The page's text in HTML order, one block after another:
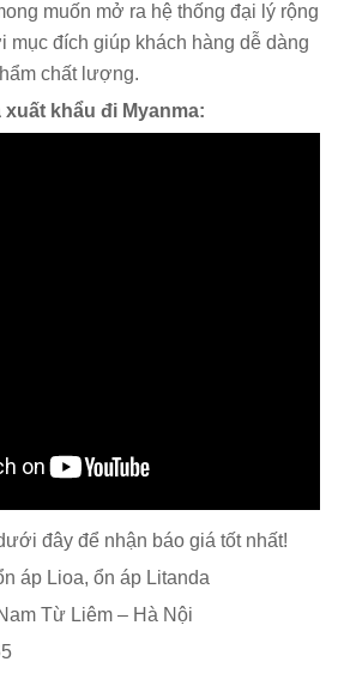
muốn mở ra hệ thống đại lý rộng
mục đích giúp khách hàng dễ dàng
chất lượng.
khẩu đi Myanma:
đây để nhận báo giá tốt nhất!
áp Lioa, ổn áp Litanda
Từ Liêm – Hà Nội